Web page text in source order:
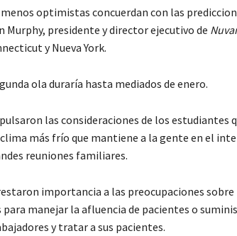
optimistas concuerdan con las
Murphy, presidente y director ejecutivo de
y Nueva York.
ola duraría hasta mediados de enero.
las consideraciones de los estudiantes
más frío que mantiene a la gente en el
reuniones familiares.
importancia a las preocupaciones
manejar la afluencia de pacientes o
y tratar a sus pacientes.